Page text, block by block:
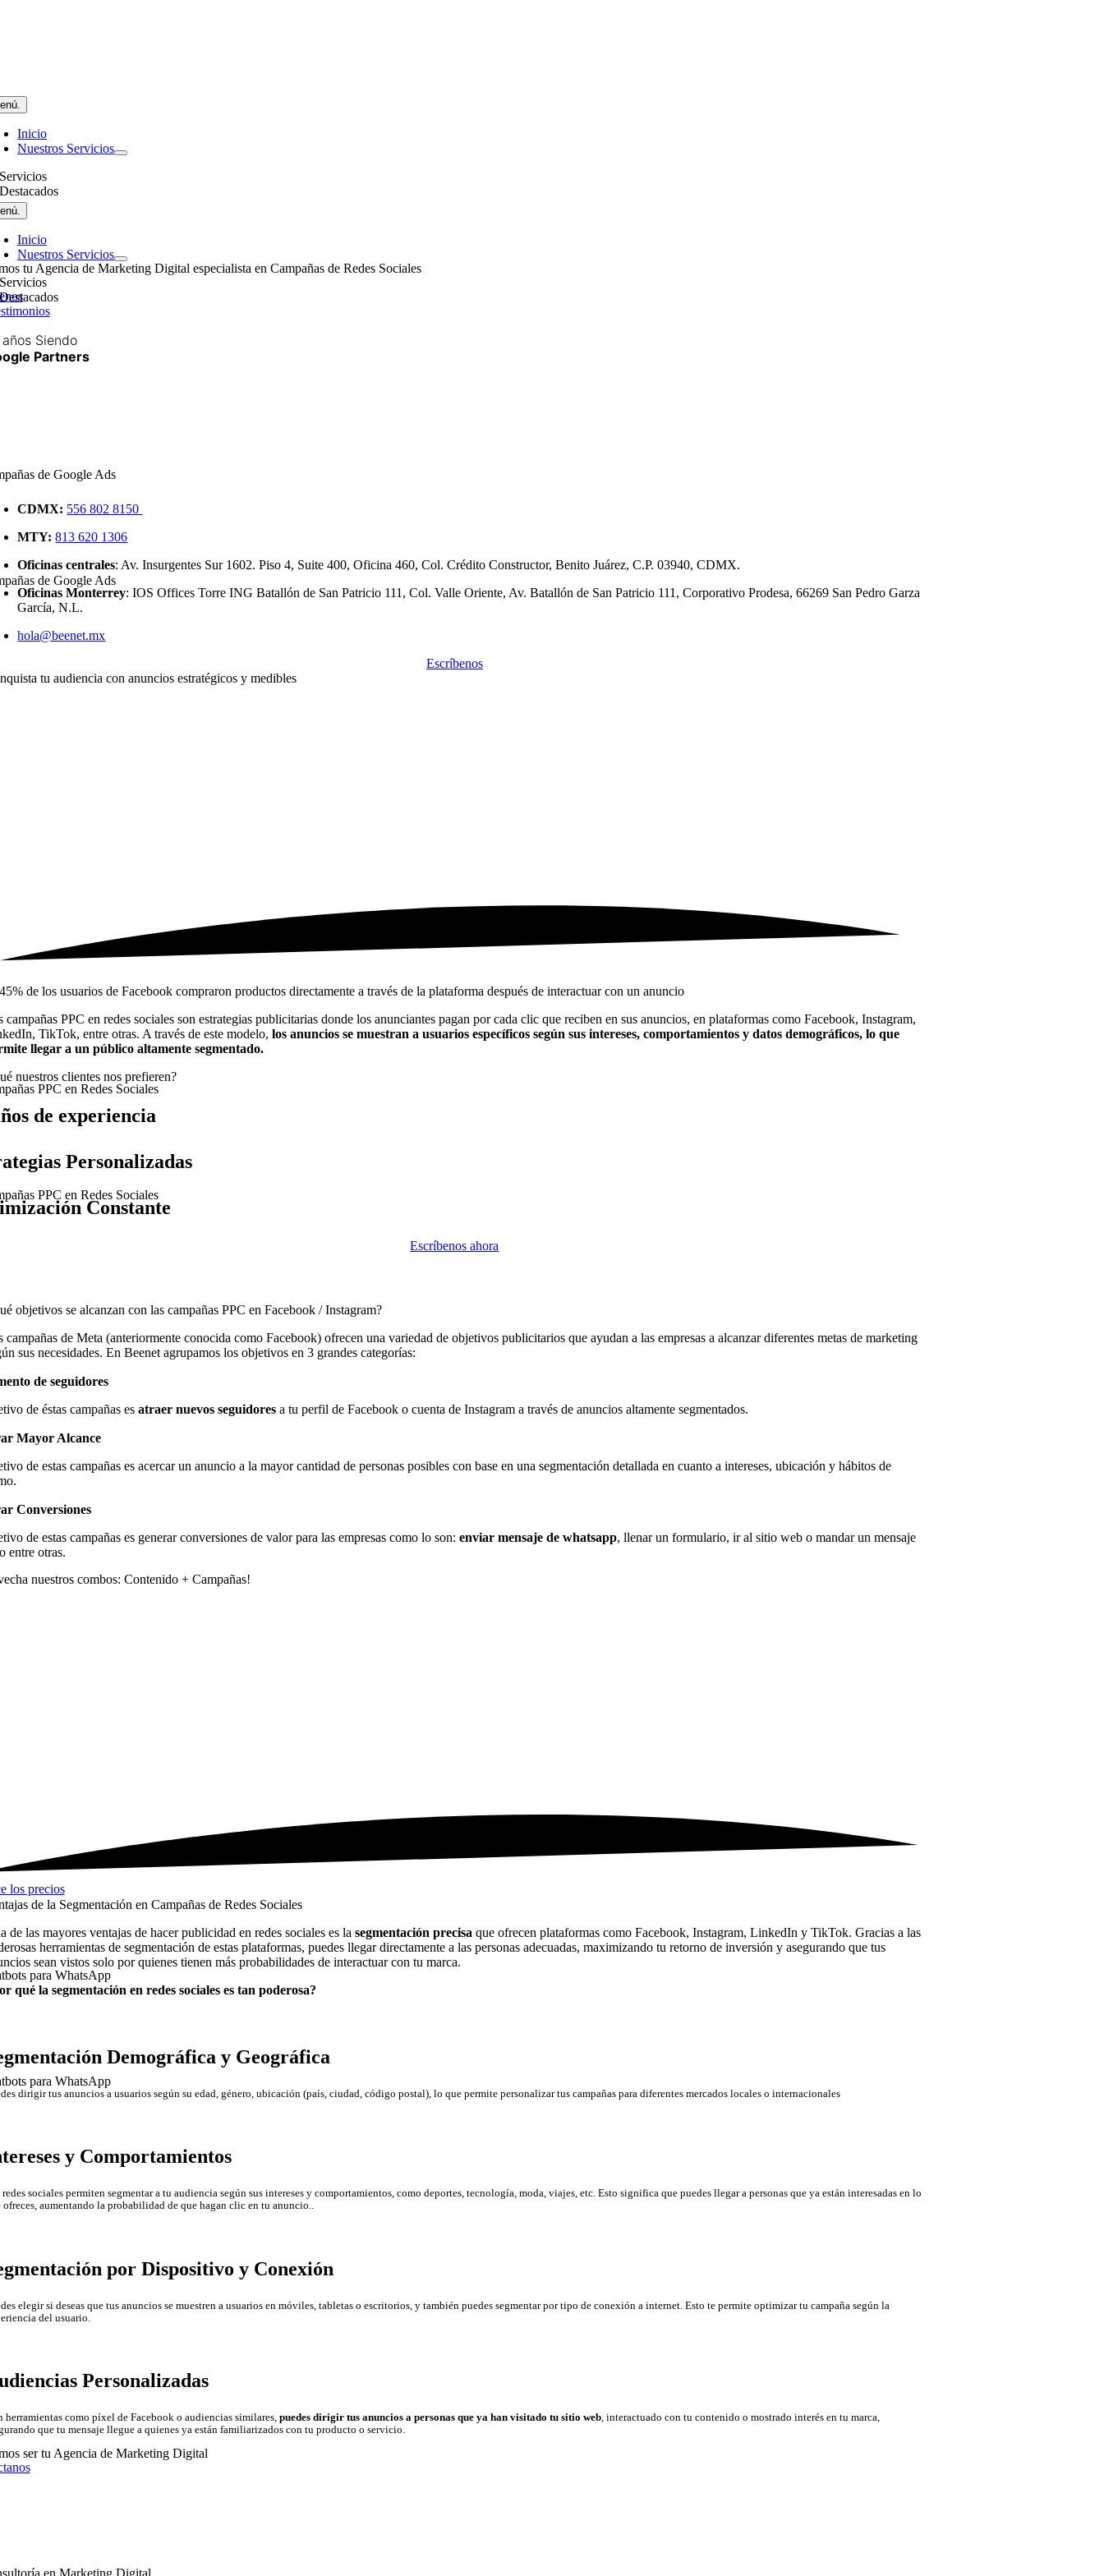
Inicio
Nuestros Servicios
Servicios
Destacados
de Google Ads
PPC en Redes Sociales
para WhatsApp
Inicio
Nuestros Servicios
Servicios
Destacados
de Google Ads
PPC en Redes Sociales
para WhatsApp
en Marketing Digital
tu Agencia de Marketing Digital especialista en Campañas de Redes Sociales
años Siendo
Partners
CDMX: 556 802 8150
MTY:813 620 1306
Oficinas centrales: Av. Insurgentes Sur 1602. Piso 4, Suite 400, Oficina 460, Col. Crédito Constructor, Benito Juárez, C.P. 03940, CDMX.
Oficinas Monterrey: IOS Offices Torre ING Batallón de San Patricio 111, Col. Valle Oriente, Av. Batallón de San Patricio 111, Corporativo Prodesa, 66269 San Pedro Garza
García, N.L.
hola@beenet.mx
Escríbenos
tu audiencia con anuncios estratégicos y medibles
de los usuarios de Facebook compraron productos directamente a través de la plataforma después de interactuar con un anuncio
campañas PPC en redes sociales son estrategias publicitarias donde los anunciantes pagan por cada clic que reciben en sus anuncios, en plataformas como Facebook, Instagram,
TikTok, entre otras. A través de este modelo,los anuncios se muestran a usuarios específicos según sus intereses, comportamientos y datos demográficos, lo que
llegar a un público altamente segmentado.
nuestros clientes nos prefieren?
de experiencia
Personalizadas
Constante
Escríbenos ahora
objetivos se alcanzan con las campañas PPC en Facebook / Instagram?
campañas de Meta (anteriormente conocida como Facebook) ofrecen una variedad de objetivos publicitarios que ayudan a las empresas a alcanzar diferentes metas de marketing
sus necesidades. En Beenet agrupamos los objetivos en 3 grandes categorías:
de seguidores
de éstas campañas es atraer nuevos seguidoresa tu perfil de Facebook o cuenta de Instagram a través de anuncios altamente segmentados.
Mayor Alcance
de estas campañas es acercar un anuncio a la mayor cantidad de personas posibles con base en una segmentación detallada en cuanto a intereses, ubicación y hábitos de
Conversiones
de estas campañas es generar conversiones de valor para las empresas como lo son: enviar mensaje de whatsapp, llenar un formulario, ir al sitio web o mandar un mensaje
entre otras.
nuestros combos: Contenido + Campañas!
los precios
de la Segmentación en Campañas de Redes Sociales
de las mayores ventajas de hacer publicidad en redes sociales es lasegmentación precisa que ofrecen plataformas como Facebook, Instagram, LinkedIn y TikTok. Gracias a las
herramientas de segmentación de estas plataformas, puedes llegar directamente a las personas adecuadas, maximizando tu retorno de inversión y asegurando que tus
sean vistos solo por quienes tienen más probabilidades de interactuar con tu marca.
qué la segmentación en redes sociales es tan poderosa?
Demográfica y Geográfica
dirigir tus anuncios a usuarios según su edad, género, ubicación (país, ciudad, código postal), lo que permite personalizar tus campañas para diferentes mercados locales o internacionales
y Comportamientos
redes sociales permiten segmentar a tu audiencia según sus intereses y comportamientos, como deportes, tecnología, moda, viajes, etc. Esto significa que puedes llegar a personas que ya están interesadas en lo
ofreces, aumentando la probabilidad de que hagan clic en tu anuncio..
por Dispositivo y Conexión
elegir si deseas que tus anuncios se muestren a usuarios en móviles, tabletas o escritorios, y también puedes segmentar por tipo de conexión a internet. Esto te permite optimizar tu campaña según la
del usuario.
Personalizadas
herramientas como píxel de Facebook o audiencias similares,puedes dirigir tus anuncios a personas que ya han visitado tu sitio web, interactuado con tu contenido o mostrado interés en tu marca,
que tu mensaje llegue a quienes ya están familiarizados con tu producto o servicio.
ser tu Agencia de Marketing Digital